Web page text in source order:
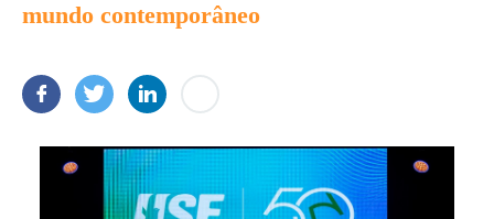
mundo contemporâneo